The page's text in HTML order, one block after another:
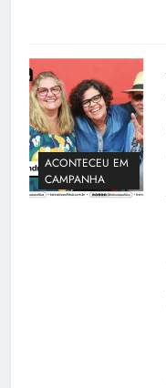
ACONTECEU EM
CAMPANHA